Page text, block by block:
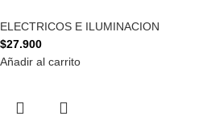
ELECTRICOS E ILUMINACION
$27.900
Añadir al carrito